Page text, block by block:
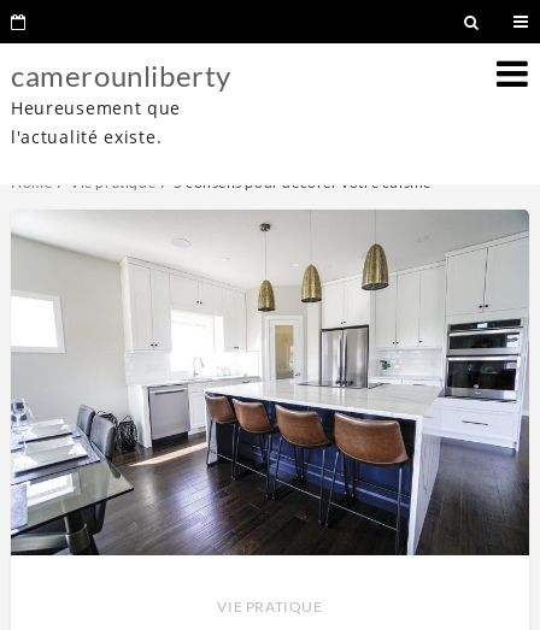
camerounliberty
Heureusement que
l'actualité existe.
Home Vie pratique 5 conseils pour décorer votre cuisine
VIE PRATIQUE